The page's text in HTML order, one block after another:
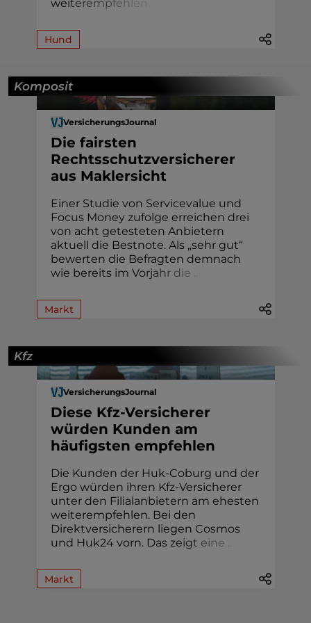
weiterempfeh le
Hund
Komposit
VersicherungsJournal
Die fairsten
Rechtsschutzversicherer
aus Maklersicht
Einer Studie von Servicevalue und
Focus Money zufolge erreichen drei
von acht getesteten Anbietern
aktuell die Bestnote. Als „sehr gut“
bewerten die Befragten demnach
wie bereits im Vorjahr die
Markt
Kfz
VersicherungsJournal
Diese Kfz-Versicherer
würden Kunden am
häufigsten empfehlen
Die Kunden der Huk-Coburg und der
Ergo würden ihren Kfz-Versicherer
unter den Filialanbietern am ehesten
weiterempfehlen. Bei den
Direktversicherern liegen Cosmos
und Huk24 vorn. Das zeigt eine
Markt